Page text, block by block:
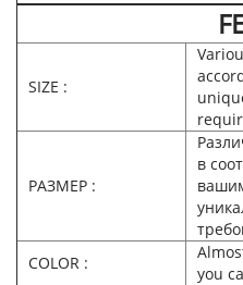
SIZE :
РАЗМЕР :
в
COLOR :
you